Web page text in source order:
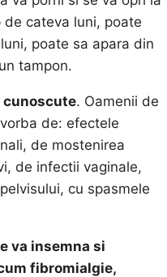
cateva luni, poate
poate sa apara din
tampon.
cunoscute. Oamenii de
de: efectele
de mostenirea
de infectii vaginale,
cu spasmele
va insemna si
fibromialgie,